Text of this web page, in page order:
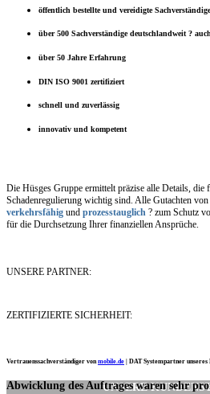
öffentlich bestellte und vereidigte Sachverständige
über 500 Sachverständige deutschlandweit ?
über 50 Jahre Erfahrung
DIN ISO 9001 zertifiziert
schnell und zuverlässig
innovativ und kompetent
Die Hüsges Gruppe ermittelt präzise alle Details, die
Schadenregulierung wichtig sind. Alle Gutachten
verkehrsfähig und prozesstauglich ? zum Schutz
für die Durchsetzung Ihrer finanziellen Ansprüche.
UNSERE PARTNER:
ZERTIFIZIERTE SICHERHEIT:
Vertrauenssachverständiger vonmobile.de DAT Systempartner unseres
UNSERE
Abwicklung des Auftrages waren sehr